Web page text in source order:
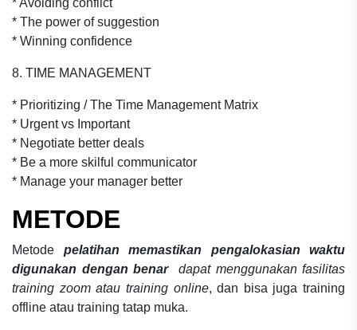
* The power of suggestion
* Winning confidence
8. TIME MANAGEMENT
* Prioritizing / The Time Management Matrix
* Urgent vs Important
* Negotiate better deals
* Be a more skilful communicator
* Manage your manager better
METODE
Metode
pelatihan memastikan pengalokasian waktu
digunakan dengan benar
dapat menggunakan fasilitas
training zoom atau training online, dan bisa juga training
offline atau training tatap muka.